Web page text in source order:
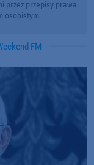
przez przepisy prawa
osobistym.
FM